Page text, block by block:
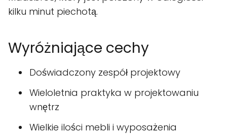
kilku minut piechotą.
Wyróżniające cechy
Doświadczony zespół projektowy
Wieloletnia praktyka w projektowaniu
wnętrz
Wielkie ilości mebli i wyposażenia